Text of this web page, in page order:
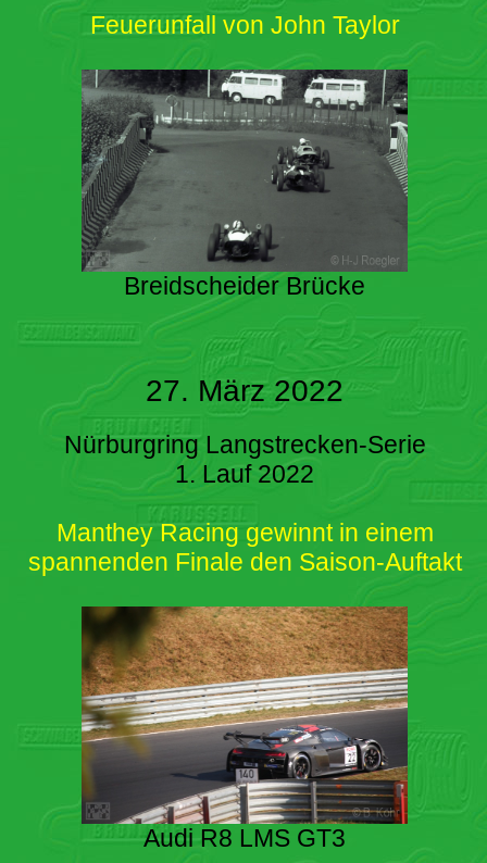
Feuerunfall von John Taylor
Breidscheider Brücke
27. März 2022
Nürburgring Langstrecken-Serie
1. Lauf 2022
Manthey Racing gewinnt in einem
spannenden Finale den Saison-Auftakt
Audi R8 LMS GT3